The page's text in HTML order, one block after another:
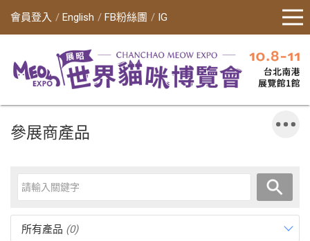
會員登入 English FB粉絲團 IG
參展商產品
所有產品 (0)